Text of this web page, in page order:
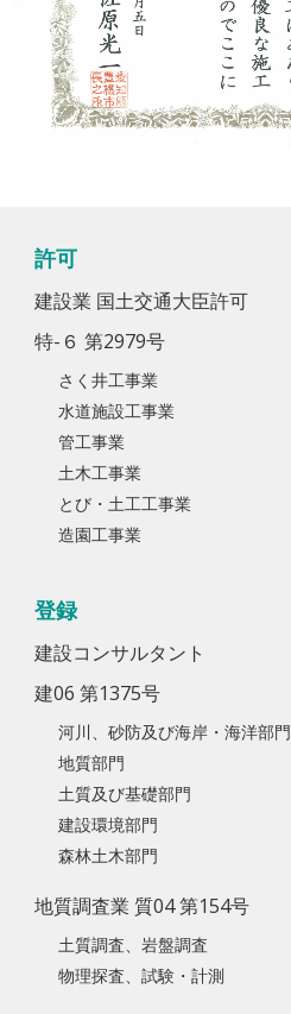
許可
建設業 国土交通大臣許可
特-６ 第2979号
さく井工事業
水道施設工事業
管工事業
土木工事業
とび・土工工事業
造園工事業
登録
建設コンサルタント
建06 第1375号
河川、砂防及び海岸・海洋部門
地質部門
土質及び基礎部門
建設環境部門
森林土木部門
地質調査業 質04 第154号
土質調査、岩盤調査
物理探査、試験・計測